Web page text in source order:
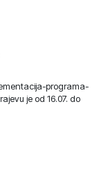
programa-
je od 16.07. do